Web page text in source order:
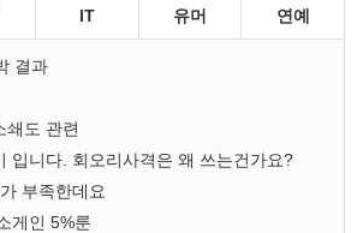
IT 유머 연예
결과
쇄도 관련
입니다. 회오리사격은 왜 쓰는건가요?
부족한데요
게인 5%룬